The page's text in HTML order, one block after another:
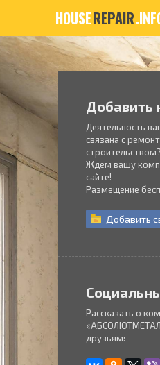
HOUSEREPAIR
Добавить
Деятельность
связана с
строительством?
Ждем вашу
сайте!
Размещение
Добавить
Рассказать о
друзьям: